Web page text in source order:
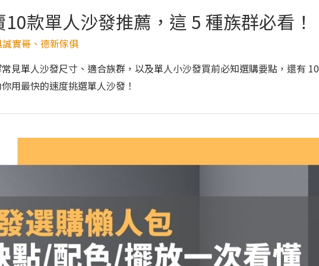
款單人沙發推薦，這 5 種族群必看！
誠實哥 、 德新傢俱
見單人沙發尺寸、適合族群，以及單人小沙發買前必知選購要點，還有 10
用最快的速度挑選單人沙發！